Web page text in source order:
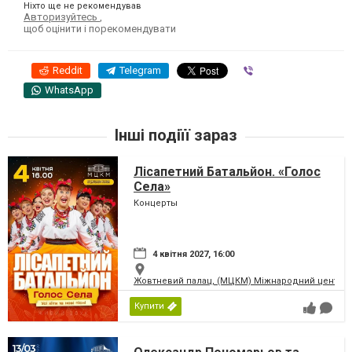
Ніхто ще не рекомендував
Авторизуйтесь ,
щоб оцінити і порекомендувати
Reddit Telegram
WhatsApp
Інші подіїї зараз
Лісапетний Батальйон. «Голос
Села»
Концерты
4 квітня 2027, 16:00
Жовтневий палац, (МЦКМ) Міжнародний центр
Купити